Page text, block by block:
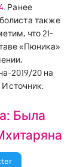
. Ранее
также
что 21-
«Пюника»
2019/20 на
Источник:
Была